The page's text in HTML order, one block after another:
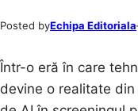
Posted byEchipa Editoriala
Într-o eră în care
devine o realitate